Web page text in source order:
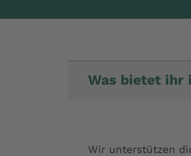
Was bietet ihr
Wir unterstützen